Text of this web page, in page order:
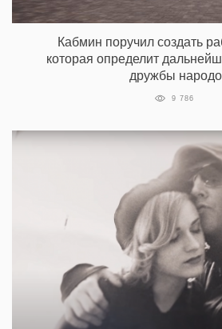
Кабмин поручил создать
которая определит
дружбы
9 786